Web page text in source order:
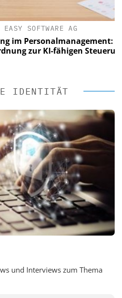
SOFTWARE AG
Personalmanagement: Von
zur KI-fähigen Steuerung
IDENTITÄT
und Interviews zum Thema